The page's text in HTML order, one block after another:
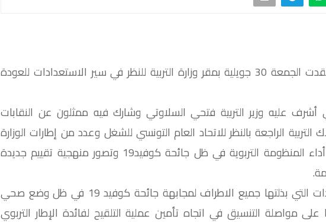
خصصت جلسة عمل انعقدت الجمعة 30 جويلية بمقر وزارة التربية للنظر في سير الاستعدادات للعودة
أشرف عليه وزير التربية فتحي السلاوتي وشارك فيه ممثلون عن النقابات
الراجعة بالنظر للاتحاد العام التونسي للشغل وعدد من إطارات الوزارة
التداول في آليات تقييم أداء المنظومة التربوية في ظل جائحة كوفيد19 وتصور منهجية تقييم جديدة
وزير التربية ثمن المجهودات التي بذلتها جميع الاطراف لمجابهة جائحة كوفيد 19 في ظل وضع صحي
مواصلة التنسيق في اتجاه تأمين عملية التلقيح لفائدة الإطار التربوي